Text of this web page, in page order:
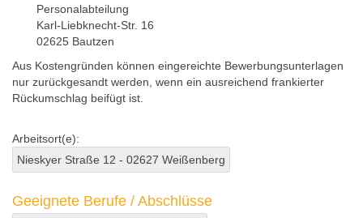
Personalabteilung
Karl-Liebknecht-Str. 16
02625 Bautzen
Aus Kostengründen können eingereichte Bewerbungsunterlagen
nur zurückgesandt werden, wenn ein ausreichend frankierter
Rückumschlag beifügt ist.
Arbeitsort(e):
Nieskyer Straße 12 - 02627 Weißenberg
Geeignete Berufe / Abschlüsse